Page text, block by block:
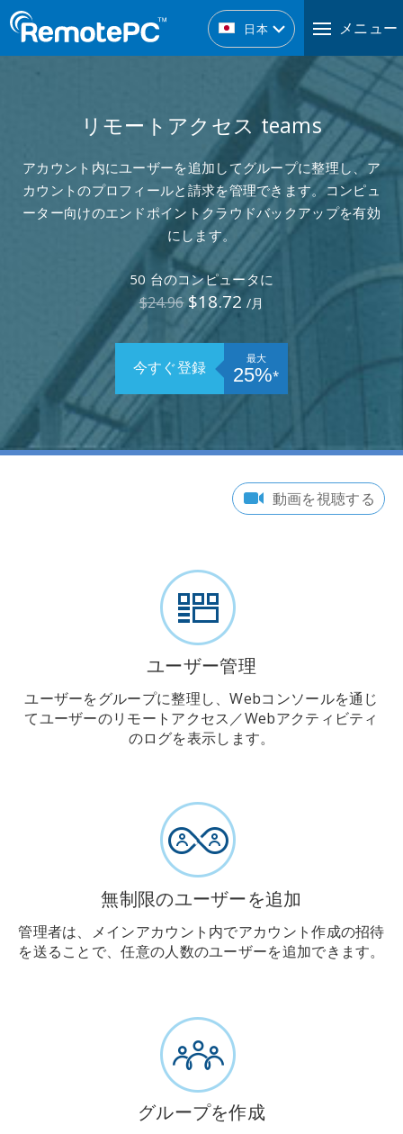
日本 メニュー
リモートアクセス teams
アカウント内にユーザーを追加してグループに整理し、ア
カウントのプロフィールと請求を管理できます。コンピュ
ーター向けのエンドポイントクラウドバックアップを有効
にします。
50 台のコンピュータに
$24.96$18.72 /月
今すぐ登録
最大
25%⁎
動画を視聴する
ユーザー管理
ユーザーをグループに整理し、Webコンソールを通じ
てユーザーのリモートアクセス／Webアクティビティ
のログを表示します。
無制限のユーザーを追加
管理者は、メインアカウント内でアカウント作成の招待
を送ることで、任意の人数のユーザーを追加できます。
グループを作成